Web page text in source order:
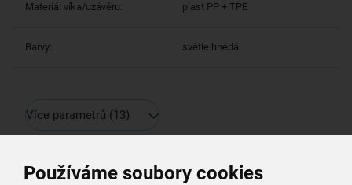
Používáme soubory cookies
Materiál víka/uzávěru: plast PP + TPE
Barvy: světle hnědá
Více parametrů (13)